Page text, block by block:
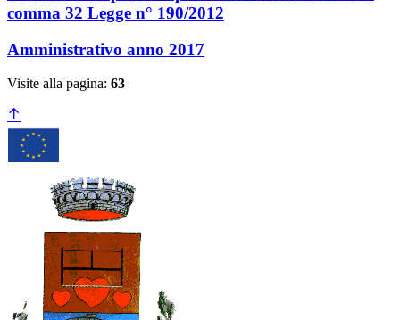
comma 32 Legge n° 190/2012
Amministrativo anno 2017
Visite alla pagina: 63